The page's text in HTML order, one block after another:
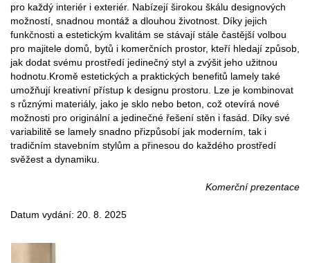
pro každý interiér i exteriér. Nabízejí širokou škálu designových
možností, snadnou montáž a dlouhou životnost. Díky jejich
funkčnosti a estetickým kvalitám se stávají stále častější volbou
pro majitele domů, bytů i komerčních prostor, kteří hledají způsob,
jak dodat svému prostředí jedinečný styl a zvýšit jeho užitnou
hodnotu.Kromě estetických a praktických benefitů lamely také
umožňují kreativní přístup k designu prostoru. Lze je kombinovat
s různými materiály, jako je sklo nebo beton, což otevírá nové
možnosti pro originální a jedinečné řešení stěn i fasád. Díky své
variabilitě se lamely snadno přizpůsobí jak moderním, tak i
tradičním stavebním stylům a přinesou do každého prostředí
svěžest a dynamiku.
Komerční prezentace
Datum vydání: 20. 8. 2025